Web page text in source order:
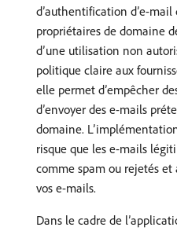
d’authentification d’e-
propriétaires de domaine
d’une utilisation non
politique claire aux
elle permet d’empêcher
d’envoyer des e-mails
domaine.
risque que les e-mails
comme spam ou rejetés
vos e-mails.
Dans le cadre de